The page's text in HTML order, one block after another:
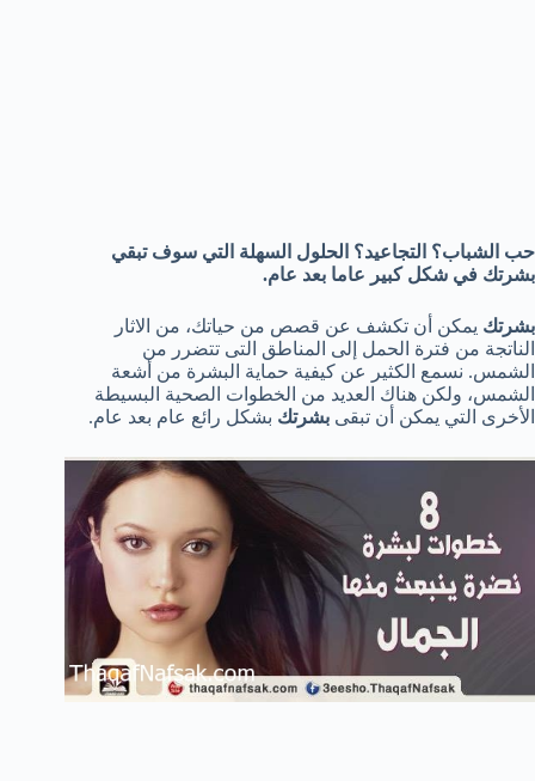
حب الشباب؟ التجاعيد؟ الحلول السهلة التي سوف تبقي
بشرتك في شكل كبير عاما بعد عام.
بشرتك يمكن أن تكشف عن قصص من حياتك، من الاثار
الناتجة من فترة الحمل إلى المناطق التى تتضرر من
الشمس. نسمع الكثير عن كيفية حماية البشرة من أشعة
الشمس، ولكن هناك العديد من الخطوات الصحية البسيطة
الأخرى التي يمكن أن تبقى بشرتك بشكل رائع عام بعد عام.